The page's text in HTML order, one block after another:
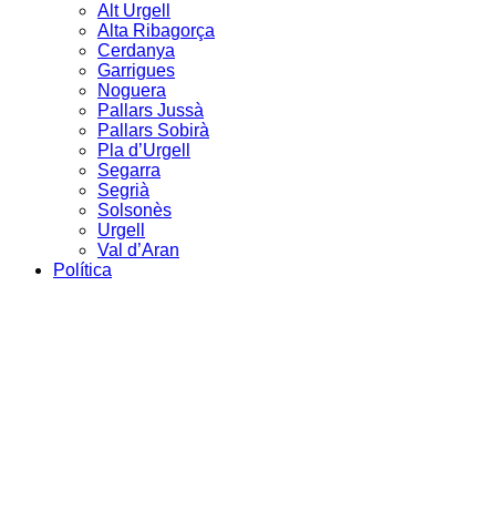
Alt Urgell
Alta Ribagorça
Cerdanya
Garrigues
Noguera
Pallars Jussà
Pallars Sobirà
Pla d’Urgell
Segarra
Segrià
Solsonès
Urgell
Val d’Aran
Política